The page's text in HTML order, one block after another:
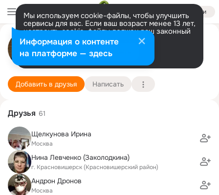
Войти
Мы используем cookie-файлы, чтобы улучшить
сервисы для вас. Если ваш возраст менее 13 лет,
настроить cookie-файлы должен ваш законный
представитель. Больше информации
Разрешить все Настроить
Владимир Быстрый
Москва
1 июня (61 год)
57 школа (с углубленным изучением
Подробнее
Добавить в друзья Написать
Друзья 61
Щелкунова Ирина
Москва
Нина Левченко (Заколодкина)
г. Красновишерск (Красновишерский район)
Андрон Дронов
Москва
Информация о контенте
на платформе — здесь